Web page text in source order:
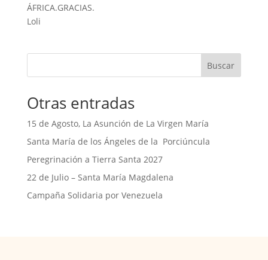
ÁFRICA.GRACIAS.
Loli
Buscar
Otras entradas
15 de Agosto, La Asunción de La Virgen María
Santa María de los Ángeles de la Porciúncula
Peregrinación a Tierra Santa 2027
22 de Julio – Santa María Magdalena
Campaña Solidaria por Venezuela